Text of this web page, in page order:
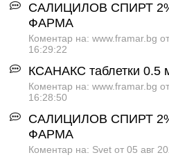
САЛИЦИЛОВ СПИРТ
ФАРМА
Коментар на: www.framar.bg
16:29:22
КСАНАКС таблетки 0.5
Коментар на: www.framar.bg
16:28:50
САЛИЦИЛОВ СПИРТ
ФАРМА
Коментар на: Svet от 05 авг